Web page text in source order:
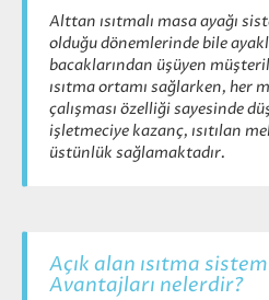
Alttan ısıtmalı masa ayağı
olduğu dönemlerinde bile
bacaklarından üşüyen
ısıtma ortamı sağlarken, her
çalışması özelliği sayesinde
işletmeciye kazanç, ısıtılan
üstünlük sağlamaktadır.
Açık alan ısıtma
Avantajları nelerdir?